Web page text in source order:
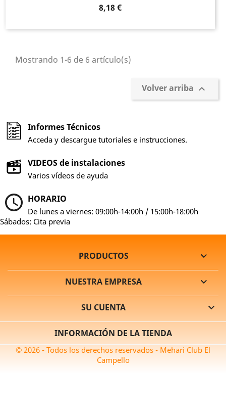
Precio
8,18 €
Mostrando 1-6 de 6 artículo(s)
Volver arriba 
Informes Técnicos
Acceda y descargue tutoriales e instrucciones.
VIDEOS de instalaciones
Varios vídeos de ayuda
HORARIO
De lunes a viernes: 09:00h-14:00h / 15:00h-18:00h
Sábados: Cita previa
PRODUCTOS 
NUESTRA EMPRESA 
SU CUENTA 
INFORMACIÓN DE LA TIENDA
© 2026 - Todos los derechos reservados - Mehari Club El
Campello